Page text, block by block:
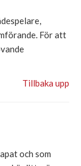
För att
Tillbaka upp
och som